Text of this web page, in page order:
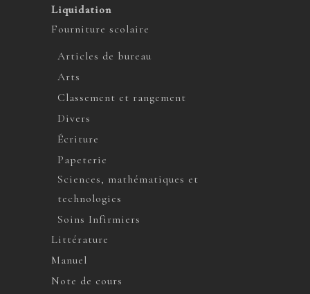
Liquidation
Fourniture scolaire
Articles de bureau
Arts
Classement et rangement
Divers
Écriture
Papeterie
Sciences, mathématiques et
technologies
Soins Infirmiers
Littérature
Manuel
Note de cours